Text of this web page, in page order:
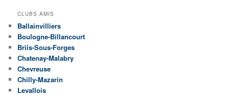
CLUBS AMIS
Ballainvilliers
Boulogne-Billancourt
Briis-Sous-Forges
Chatenay-Malabry
Chevreuse
Chilly-Mazarin
Levallois